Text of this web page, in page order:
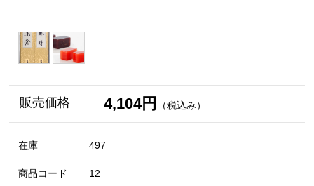
販売価格 4,104円 （税込み）
在庫 497
商品コード 12